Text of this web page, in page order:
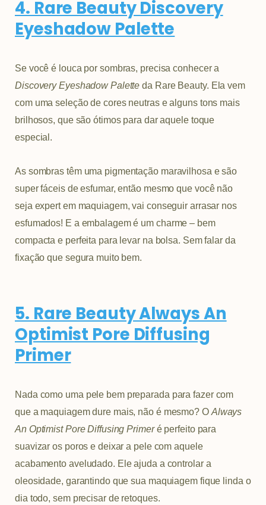
4. Rare Beauty Discovery
Eyeshadow Palette
Se você é louca por sombras, precisa conhecer a
Discovery Eyeshadow Palette da Rare Beauty. Ela vem
com uma seleção de cores neutras e alguns tons mais
brilhosos, que são ótimos para dar aquele toque
especial.
As sombras têm uma pigmentação maravilhosa e são
super fáceis de esfumar, então mesmo que você não
seja expert em maquiagem, vai conseguir arrasar nos
esfumados! E a embalagem é um charme – bem
compacta e perfeita para levar na bolsa. Sem falar da
fixação que segura muito bem.
5. Rare Beauty Always An
Optimist Pore Diffusing
Primer
Nada como uma pele bem preparada para fazer com
que a maquiagem dure mais, não é mesmo? O Always
An Optimist Pore Diffusing Primeré perfeito para
suavizar os poros e deixar a pele com aquele
acabamento aveludado. Ele ajuda a controlar a
oleosidade, garantindo que sua maquiagem fique linda o
dia todo, sem precisar de retoques.